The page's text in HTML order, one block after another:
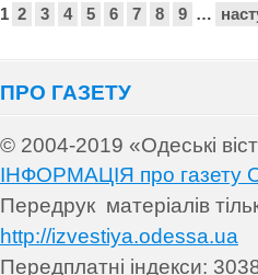
Сторінки
1 2 3 4 5 6 7 8 9 …
ПРО ГАЗЕТУ
© 2004-2019 «Одеські
ІНФОРМАЦІЯ про газету
Передрук матеріалів т
http://izvestiya.odessa.ua
Передплатні індекси: 30